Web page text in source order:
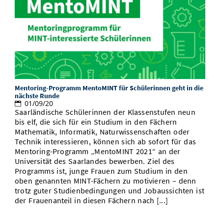
Mentoring-Programm MentoMINT für Schülerinnen geht in die
nächste Runde
01/09/20
Saarländische Schülerinnen der Klassenstufen neun
bis elf, die sich für ein Studium in den Fächern
Mathematik, Informatik, Naturwissenschaften oder
Technik interessieren, können sich ab sofort für das
Mentoring-Programm „MentoMINT 2021“ an der
Universität des Saarlandes bewerben. Ziel des
Programms ist, junge Frauen zum Studium in den
oben genannten MINT-Fächern zu motivieren – denn
trotz guter Studienbedingungen und Jobaussichten ist
der Frauenanteil in diesen Fächern nach [...]